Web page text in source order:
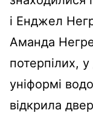
і Енджел
Аманда
потерпілих,
уніформі
відкрила